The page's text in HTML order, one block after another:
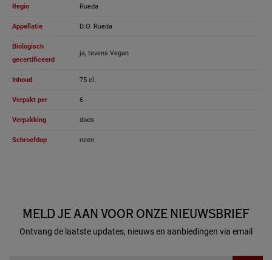
Regio Rueda
Appellatie D.O. Rueda
Biologisch
gecertificeerd
ja, tevens Vegan
Inhoud 75 cl.
Verpakt per 6
Verpakking doos
Schroefdop neen
MELD JE AAN VOOR ONZE NIEUWSBRIEF
Ontvang de laatste updates, nieuws en aanbiedingen via email